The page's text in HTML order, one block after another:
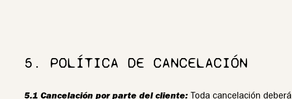
5. POLÍTICA DE CANCELACIÓN
5.1 Cancelación por parte del cliente: Toda cancelación deberá